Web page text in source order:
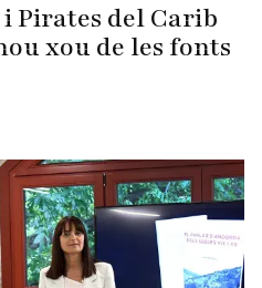
Pirates del Carib
xou de les fonts